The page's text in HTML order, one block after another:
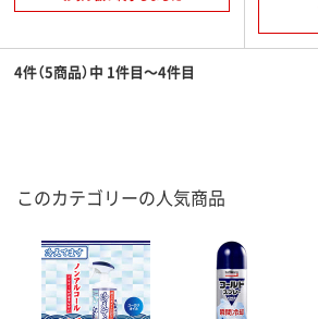
4件（5商品）中 1件目～4件目
このカテゴリーの人気商品